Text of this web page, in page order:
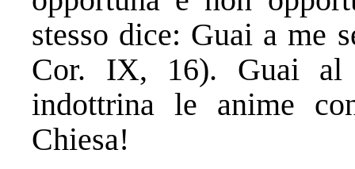
stesso dice: Guai a me
Cor. IX, 16). Guai al
indottrina le anime
Chiesa!